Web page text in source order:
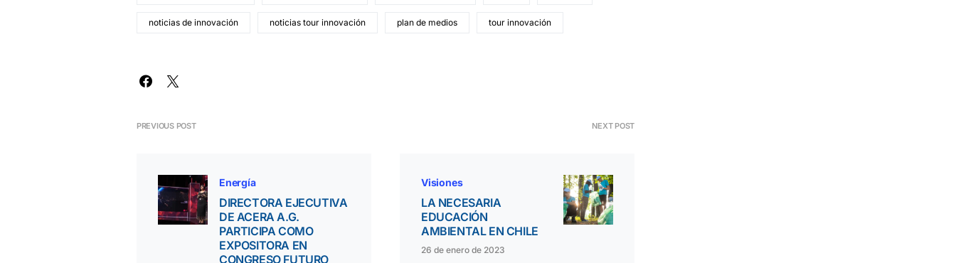
noticias de innovación noticias tour innovación plan de medios tour innovación
PREVIOUS POST
Energía
DIRECTORA EJECUTIVA
DE ACERA A.G.
PARTICIPA COMO
EXPOSITORA EN
CONGRESO FUTURO
NEXT POST
Visiones
LA NECESARIA
EDUCACIÓN
AMBIENTAL EN CHILE
26 de enero de 2023